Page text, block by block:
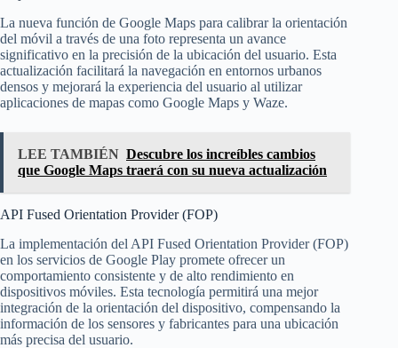
La nueva función de Google Maps para calibrar la orientación
del móvil a través de una foto representa un avance
significativo en la precisión de la ubicación del usuario. Esta
actualización facilitará la navegación en entornos urbanos
densos y mejorará la experiencia del usuario al utilizar
aplicaciones de mapas como Google Maps y Waze.
LEE TAMBIÉN Descubre los increíbles cambios
que Google Maps traerá con su nueva actualización
API Fused Orientation Provider (FOP)
La implementación del API Fused Orientation Provider (FOP)
en los servicios de Google Play promete ofrecer un
comportamiento consistente y de alto rendimiento en
dispositivos móviles. Esta tecnología permitirá una mejor
integración de la orientación del dispositivo, compensando la
información de los sensores y fabricantes para una ubicación
más precisa del usuario.